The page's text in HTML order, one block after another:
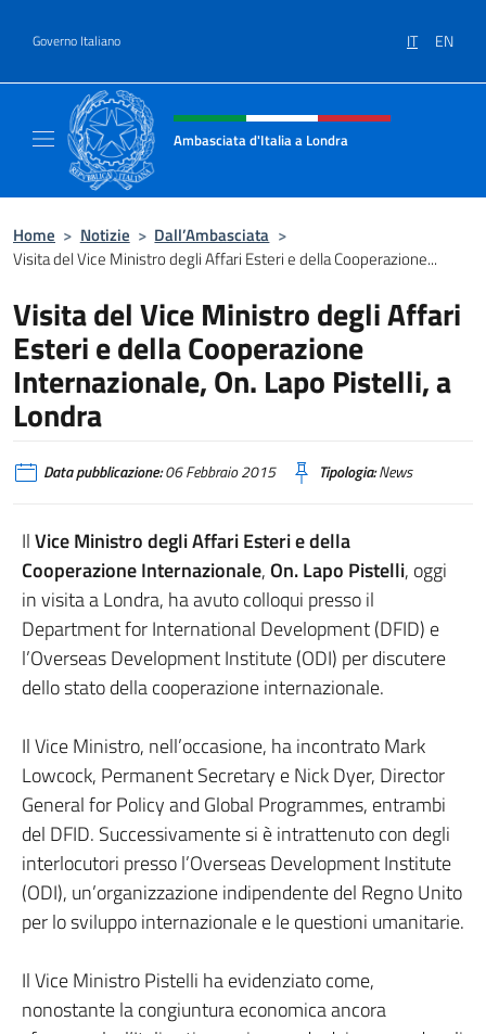
Governo Italiano IT EN
Intestazione sito, social e menù
Ambasciata d'Italia a Londra
Home > Notizie > Dall’Ambasciata >
Visita del Vice Ministro degli Affari Esteri e della Cooperazione...
Visita del Vice Ministro degli Affari
Esteri e della Cooperazione
Internazionale, On. Lapo Pistelli, a
Londra
Data pubblicazione:06 Febbraio 2015 Tipologia:News
IlVice Ministro degli Affari Esteri e della
Cooperazione Internazionale,On. Lapo Pistelli, oggi
in visita a Londra, ha avuto colloqui presso il
Department for International Development (DFID) e
l’Overseas Development Institute (ODI) per discutere
dello stato della cooperazione internazionale.
Il Vice Ministro, nell’occasione, ha incontrato Mark
Lowcock, Permanent Secretary e Nick Dyer, Director
General for Policy and Global Programmes, entrambi
del DFID. Successivamente si è intrattenuto con degli
interlocutori presso l’Overseas Development Institute
(ODI), un’organizzazione indipendente del Regno Unito
per lo sviluppo internazionale e le questioni umanitarie.
Il Vice Ministro Pistelli ha evidenziato come,
nonostante la congiuntura economica ancora